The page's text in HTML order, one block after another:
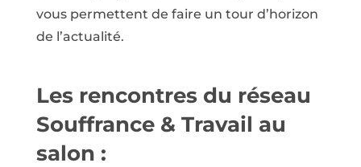
vous permettent de faire un tour d’horizon
de l’actualité.
Les rencontres du réseau
Souffrance & Travail au
salon :